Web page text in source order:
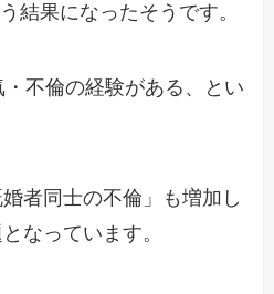
結果になったそうです。
不倫の経験がある、とい
者同士の不倫」も増加し
なっています。